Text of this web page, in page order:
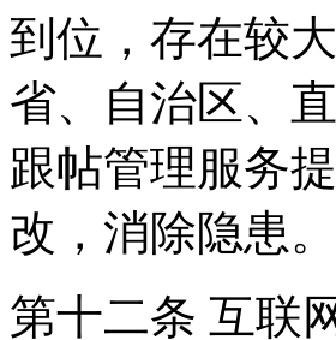
到位，存在较
省、自治区、
跟帖管理服务
改，消除隐患。
第十二条 互联